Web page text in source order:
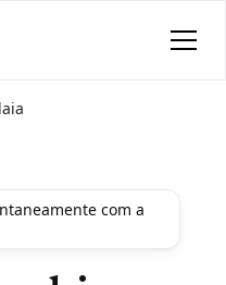
com a